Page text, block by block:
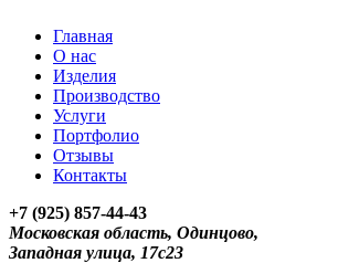
Главная
О нас
Изделия
Производство
Услуги
Портфолио
Отзывы
Контакты
+7 (925) 857-44-43
Московская область, Одинцово,
Западная улица, 17с23